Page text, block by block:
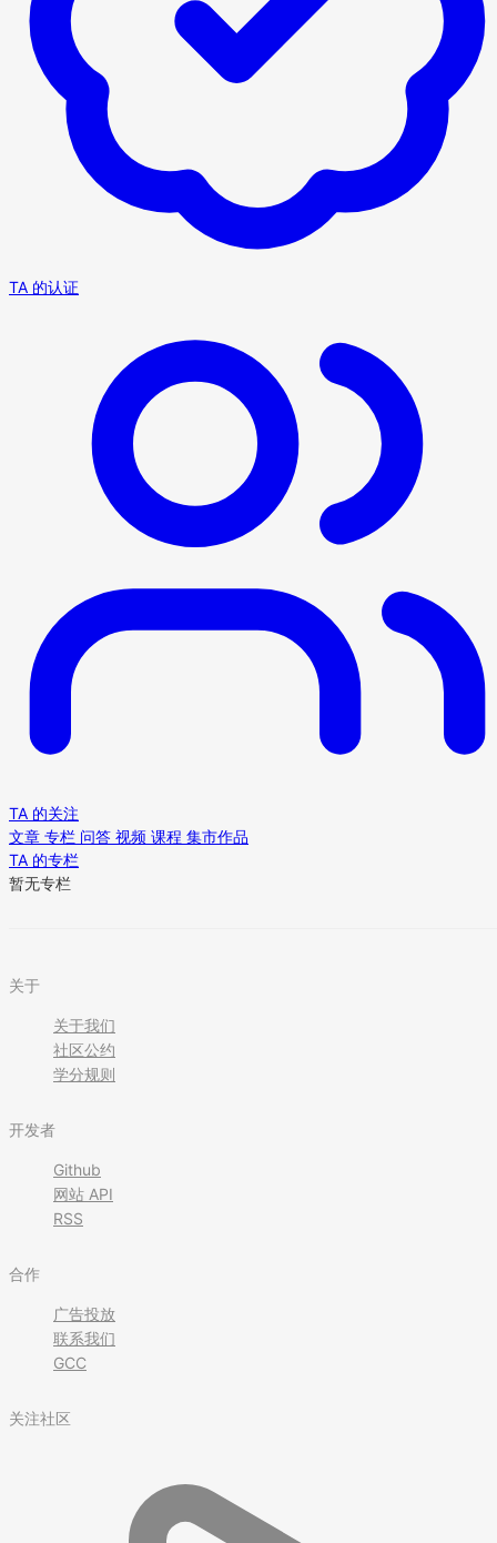
TA 的认证
TA 的关注
文章 专栏 问答 视频 课程 集市作品
TA 的专栏
暂无专栏
关于
关于我们
社区公约
学分规则
开发者
Github
网站 API
RSS
合作
广告投放
联系我们
GCC
关注社区